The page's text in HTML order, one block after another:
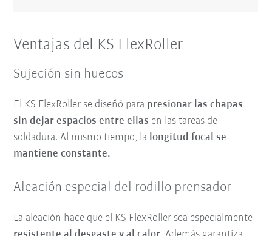
Ventajas del KS FlexRoller
Sujeción sin huecos
El KS FlexRoller se diseñó para presionar las chapas
sin dejar espacios entre ellas en las tareas de
soldadura. Al mismo tiempo, la longitud focal se
mantiene constante.
Aleación especial del rodillo prensador
La aleación hace que el KS FlexRoller sea especialmente